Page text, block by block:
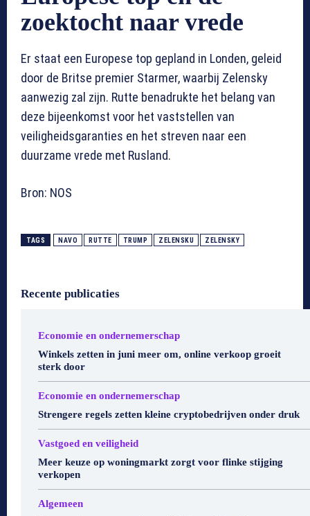
zoektocht naar vrede
Er staat een Europese top gepland in Londen, geleid
door de Britse premier Starmer, waarbij Zelensky
aanwezig zal zijn. Rutte benadrukte het belang van
deze bijeenkomst voor het vaststellen van
veiligheidsgaranties en het streven naar een
duurzame vrede met Rusland.
Bron: NOS
TAGS NAVO RUTTE TRUMP ZELENSKU ZELENSKY
Recente publicaties
Economie en ondernemerschap
Winkels zetten in juni meer om, online verkoop groeit
sterk door
Economie en ondernemerschap
Strengere regels zetten kleine cryptobedrijven onder druk
Vastgoed en veiligheid
Meer keuze op woningmarkt zorgt voor flinke stijging
verkopen
Algemeen